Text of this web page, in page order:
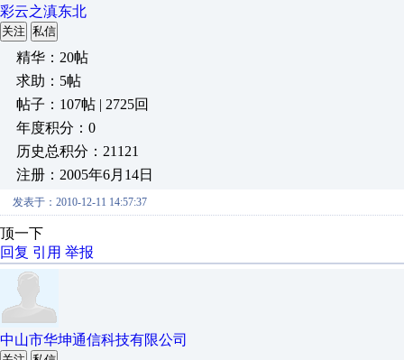
彩云之滇东北
关注 私信
精华：20帖
求助：5帖
帖子：107帖 | 2725回
年度积分：0
历史总积分：21121
注册：2005年6月14日
发表于：2010-12-11 14:57:37
顶一下
回复 引用 举报
中山市华坤通信科技有限公司